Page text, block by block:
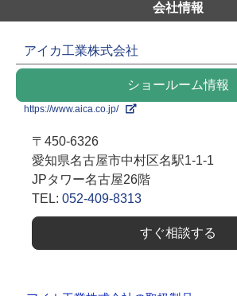
会社情報
アイカ工業株式会社
ショールーム情報
https://www.aica.co.jp/
〒450-6326
愛知県名古屋市中村区名駅1-1-1
JPタワー名古屋26階
TEL: 052-409-8313
すぐ相談する